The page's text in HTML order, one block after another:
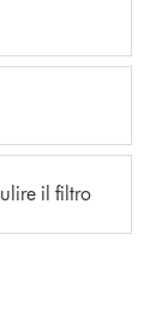
il filtro